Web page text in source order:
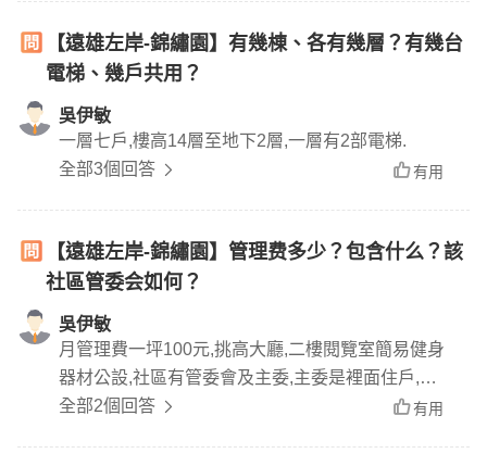
【遠雄左岸-錦繡園】有幾棟、各有幾層？有幾台
電梯、幾戶共用？
吳伊敏
一層七戶,樓高14層至地下2層,一層有2部電梯.
全部3個回答
有用
【遠雄左岸-錦繡園】管理费多少？包含什么？該
社區管委会如何？
吳伊敏
月管理費一坪100元,挑高大廳,二樓閱覽室簡易健身
器材公設,社區有管委會及主委,主委是裡面住戶,認
真又負責.
全部2個回答 有用